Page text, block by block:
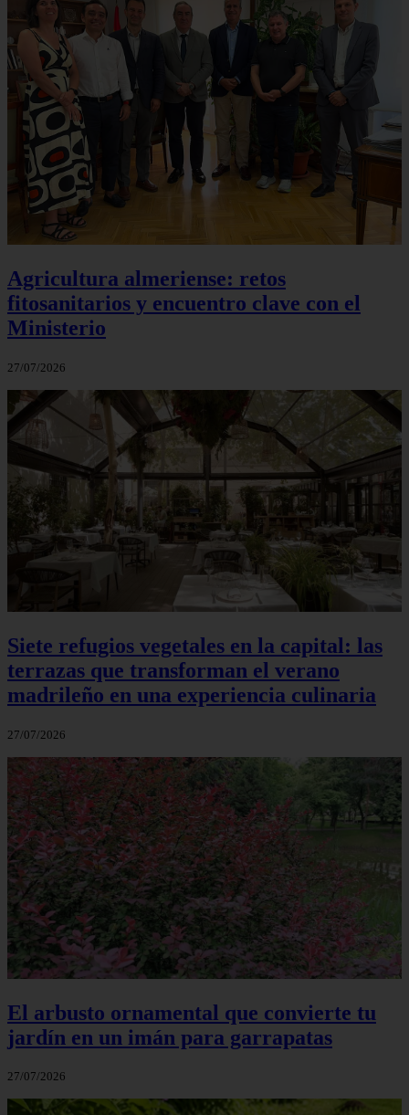
Agricultura almeriense: retos
fitosanitarios y encuentro clave con el
Ministerio
27/07/2026
Siete refugios vegetales en la capital: las
terrazas que transforman el verano
madrileño en una experiencia culinaria
27/07/2026
El arbusto ornamental que convierte tu
jardín en un imán para garrapatas
27/07/2026